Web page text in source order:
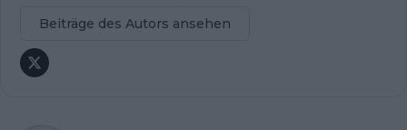
Beiträge des Autors ansehen